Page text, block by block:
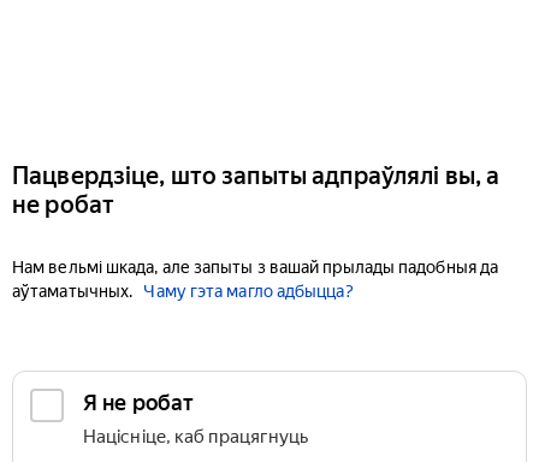
Пацвердзіце, што запыты адпраўлялі вы, а
не робат
Нам вельмі шкада, але запыты з вашай прылады падобныя да
аўтаматычных.
Чаму гэта магло адбыцца?
Я не робат
Націсніце, каб працягнуць